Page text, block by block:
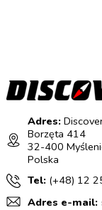
Adres:
Borzęta 414
32-400
Polska
Tel: (+48) 12
Adres e-mail: